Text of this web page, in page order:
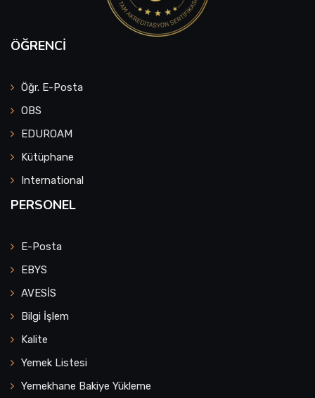
ÖĞRENCI
Öğr. E-Posta
OBS
EDUROAM
Kütüphane
International
PERSONEL
E-Posta
EBYS
AVESİS
Bilgi İşlem
Kalite
Yemek Listesi
Yemekhane Bakiye Yükleme
Uygulamalı Bilimler Fakültesi
Ziraat Fakültesi